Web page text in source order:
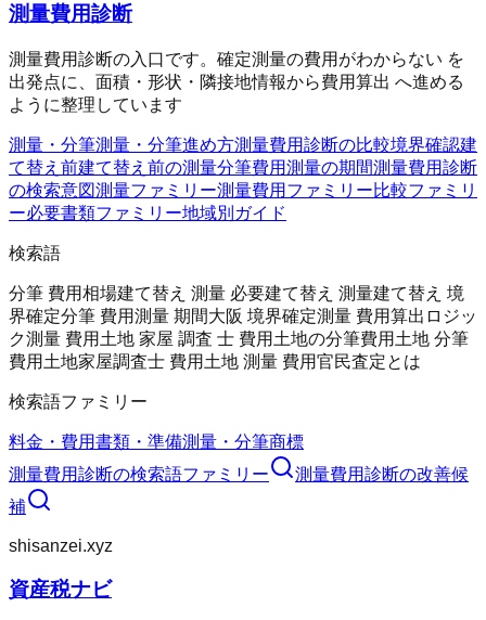
測量費用診断
測量費用診断の入口です。確定測量の費用がわからない を
出発点に、面積・形状・隣接地情報から費用算出 へ進める
ように整理しています
測量・分筆測量・分筆進め方測量費用診断の比較境界確認建
て替え前建て替え前の測量分筆費用測量の期間測量費用診断
の検索意図測量ファミリー測量費用ファミリー比較ファミリ
ー必要書類ファミリー地域別ガイド
検索語
分筆 費用相場建て替え 測量 必要建て替え 測量建て替え 境
界確定分筆 費用測量 期間大阪 境界確定測量 費用算出ロジッ
ク測量 費用 土地 家屋 調査 士 費用 土地の分筆費用 土地 分筆
費用 土地家屋調査士 費用 土地 測量 費用官民査定とは
検索語ファミリー
料金・費用書類・準備測量・分筆商標
測量費用診断の検索語ファミリー 測量費用診断の改善候
補
shisanzei.xyz
資産税ナビ